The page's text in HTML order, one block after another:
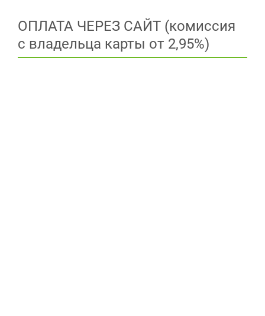
ОПЛАТА ЧЕРЕЗ САЙТ (комиссия
с владельца карты от 2,95%)